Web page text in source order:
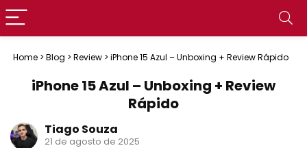
Home > Blog > Review > iPhone 15 Azul – Unboxing + Review Rápido
iPhone 15 Azul – Unboxing + Review
Rápido
Tiago Souza
21 de agosto de 2025